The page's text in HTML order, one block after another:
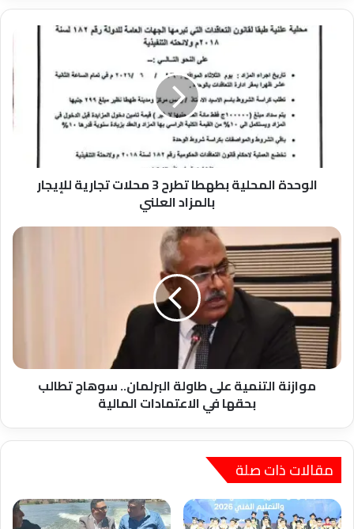
بالمزاد
العلني
الوحدة المحلية بطهطا تطرح 3 محلات تجارية للإيجار
بالمزاد العلني
موازنة
التنمية
على
طاولة
البرلمان..
سوهاج
تطالب
بحقها
في
الاعتماداتموازنة التنمية على طاولة البرلمان.. سوهاج تطالب
بحقها في الاعتمادات المالية
مقالات ذات صلة